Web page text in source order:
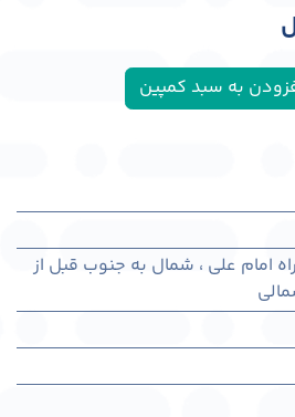
به سبد کمپین
امام علی ، شمال به جنوب قبل از